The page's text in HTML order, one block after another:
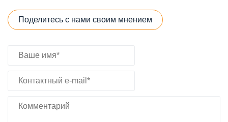
Поделитесь с нами своим мнением